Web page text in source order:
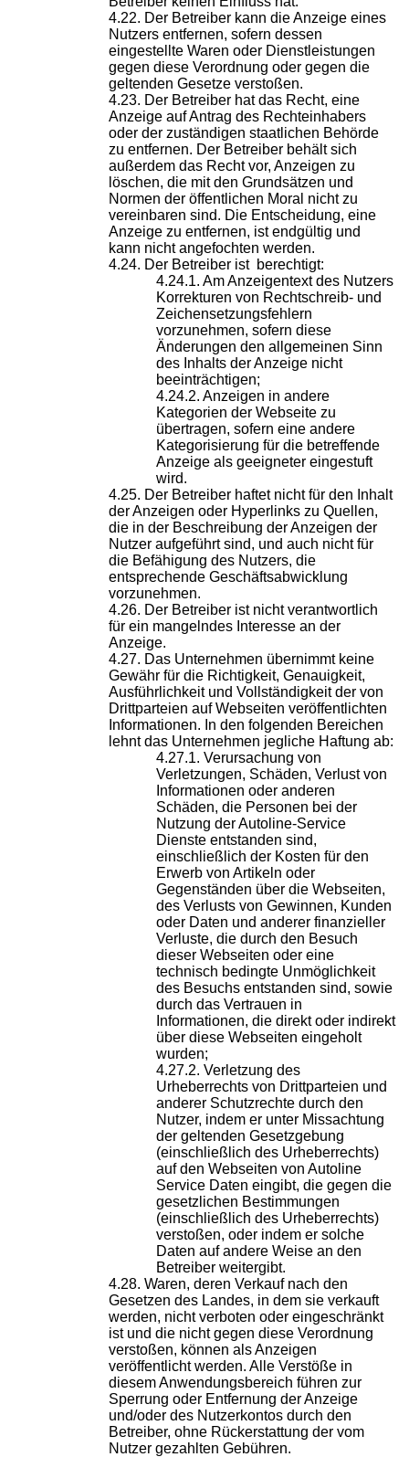
Der Betreiber kann die Anzeige eines
Nutzers entfernen, sofern dessen
eingestellte Waren oder Dienstleistungen
gegen diese Verordnung oder gegen die
geltenden Gesetze verstoßen.
Der Betreiber hat das Recht, eine
Anzeige auf Antrag des Rechteinhabers
oder der zuständigen staatlichen Behörde
zu entfernen. Der Betreiber behält sich
außerdem das Recht vor, Anzeigen zu
löschen, die mit den Grundsätzen und
Normen der öffentlichen Moral nicht zu
vereinbaren sind. Die Entscheidung, eine
Anzeige zu entfernen, ist endgültig und
kann nicht angefochten werden.
Der Betreiber ist berechtigt:
Am Anzeigentext des Nutzers
Korrekturen von Rechtschreib- und
Zeichensetzungsfehlern
vorzunehmen, sofern diese
Änderungen den allgemeinen Sinn
des Inhalts der Anzeige nicht
beeinträchtigen;
Anzeigen in andere
Kategorien der Webseite zu
übertragen, sofern eine andere
Kategorisierung für die betreffende
Anzeige als geeigneter eingestuft
wird.
Der Betreiber haftet nicht für den Inhalt
der Anzeigen oder Hyperlinks zu Quellen,
die in der Beschreibung der Anzeigen der
Nutzer aufgeführt sind, und auch nicht für
die Befähigung des Nutzers, die
entsprechende Geschäftsabwicklung
vorzunehmen.
Der Betreiber ist nicht verantwortlich
für ein mangelndes Interesse an der
Anzeige.
Das Unternehmen übernimmt keine
Gewähr für die Richtigkeit, Genauigkeit,
Ausführlichkeit und Vollständigkeit der von
Drittparteien auf Webseiten veröffentlichten
Informationen. In den folgenden Bereichen
lehnt das Unternehmen jegliche Haftung ab:
Verursachung von
Verletzungen, Schäden, Verlust von
Informationen oder anderen
Schäden, die Personen bei der
Nutzung der Autoline-Service
Dienste entstanden sind,
einschließlich der Kosten für den
Erwerb von Artikeln oder
Gegenständen über die Webseiten,
des Verlusts von Gewinnen, Kunden
oder Daten und anderer finanzieller
Verluste, die durch den Besuch
dieser Webseiten oder eine
technisch bedingte Unmöglichkeit
des Besuchs entstanden sind, sowie
durch das Vertrauen in
Informationen, die direkt oder indirekt
über diese Webseiten eingeholt
wurden;
Verletzung des
Urheberrechts von Drittparteien und
anderer Schutzrechte durch den
Nutzer, indem er unter Missachtung
der geltenden Gesetzgebung
(einschließlich des Urheberrechts)
auf den Webseiten von Autoline
Service Daten eingibt, die gegen die
gesetzlichen Bestimmungen
(einschließlich des Urheberrechts)
verstoßen, oder indem er solche
Daten auf andere Weise an den
Betreiber weitergibt.
Waren, deren Verkauf nach den
Gesetzen des Landes, in dem sie verkauft
werden, nicht verboten oder eingeschränkt
ist und die nicht gegen diese Verordnung
verstoßen, können als Anzeigen
veröffentlicht werden. Alle Verstöße in
diesem Anwendungsbereich führen zur
Sperrung oder Entfernung der Anzeige
und/oder des Nutzerkontos durch den
Betreiber, ohne Rückerstattung der vom
Nutzer gezahlten Gebühren.